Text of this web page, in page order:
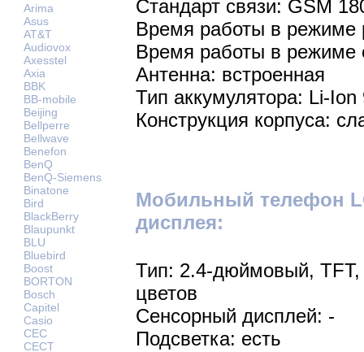
Arima
Asus
AT&T
Audiovox
Axesstel
Axia
BBK
BB-mobile
Beijing
Bellperre
Bellwave
Benefon
BenQ
BenQ-Siemens
Binatone
Bird
BlackBerry
Blaupunkt
BLU
Bluebird
Boost
BORTON
Bosch
Capitel
Casio
CEC
CECT
Стандарт связи: GSM
Время работы в режиме
Время работы в режиме
Антенна: встроенная
Тип аккумулятора: Li-
Конструкция корпуса:
Мобильный телефон
дисплея:
Тип: 2.4-дюймовый, TFT,
цветов
Сенсорный дисплей: -
Подсветка: есть